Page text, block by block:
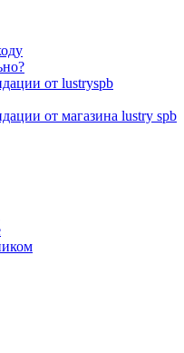
от lustryspb
от магазина lustry spb